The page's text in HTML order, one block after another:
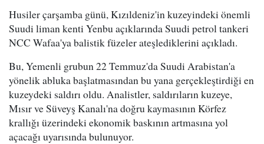
Husiler çarşamba günü, Kızıldeniz'in kuzeyindeki önemli
Suudi liman kenti Yenbu açıklarında Suudi petrol tankeri
NCC Wafaa'ya balistik füzeler ateşlediklerini açıkladı.
Bu, Yemenli grubun 22 Temmuz'da Suudi Arabistan'a
yönelik abluka başlatmasından bu yana gerçekleştirdiği en
kuzeydeki saldırı oldu. Analistler, saldırıların kuzeye,
Mısır ve Süveyş Kanalı'na doğru kaymasının Körfez
krallığı üzerindeki ekonomik baskının artmasına yol
açacağı uyarısında bulunuyor.